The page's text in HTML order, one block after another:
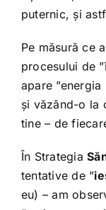
puternic, și
Pe măsură ce
procesului de
apare ”energia
și văzând-o la
tine – de
În Strategia
tentative de ”
eu) – am